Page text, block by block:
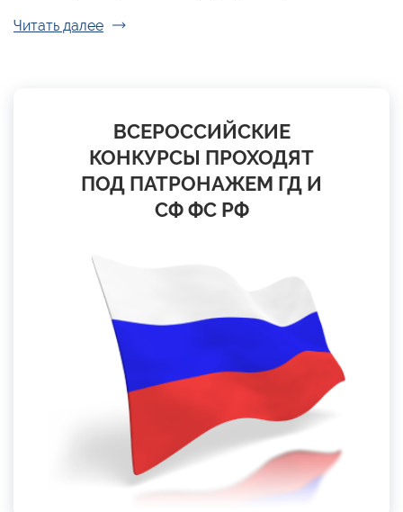
Читать далее
ВСЕРОССИЙСКИЕ
КОНКУРСЫ ПРОХОДЯТ
ПОД ПАТРОНАЖЕМ ГД И
СФ ФС РФ